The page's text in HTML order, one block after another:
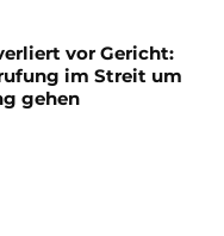
vor Gericht:
im Streit um
gehen